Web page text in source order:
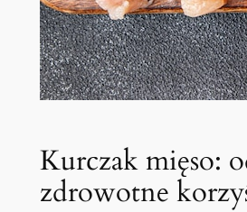
Kurczak mięso:
zdrowotne